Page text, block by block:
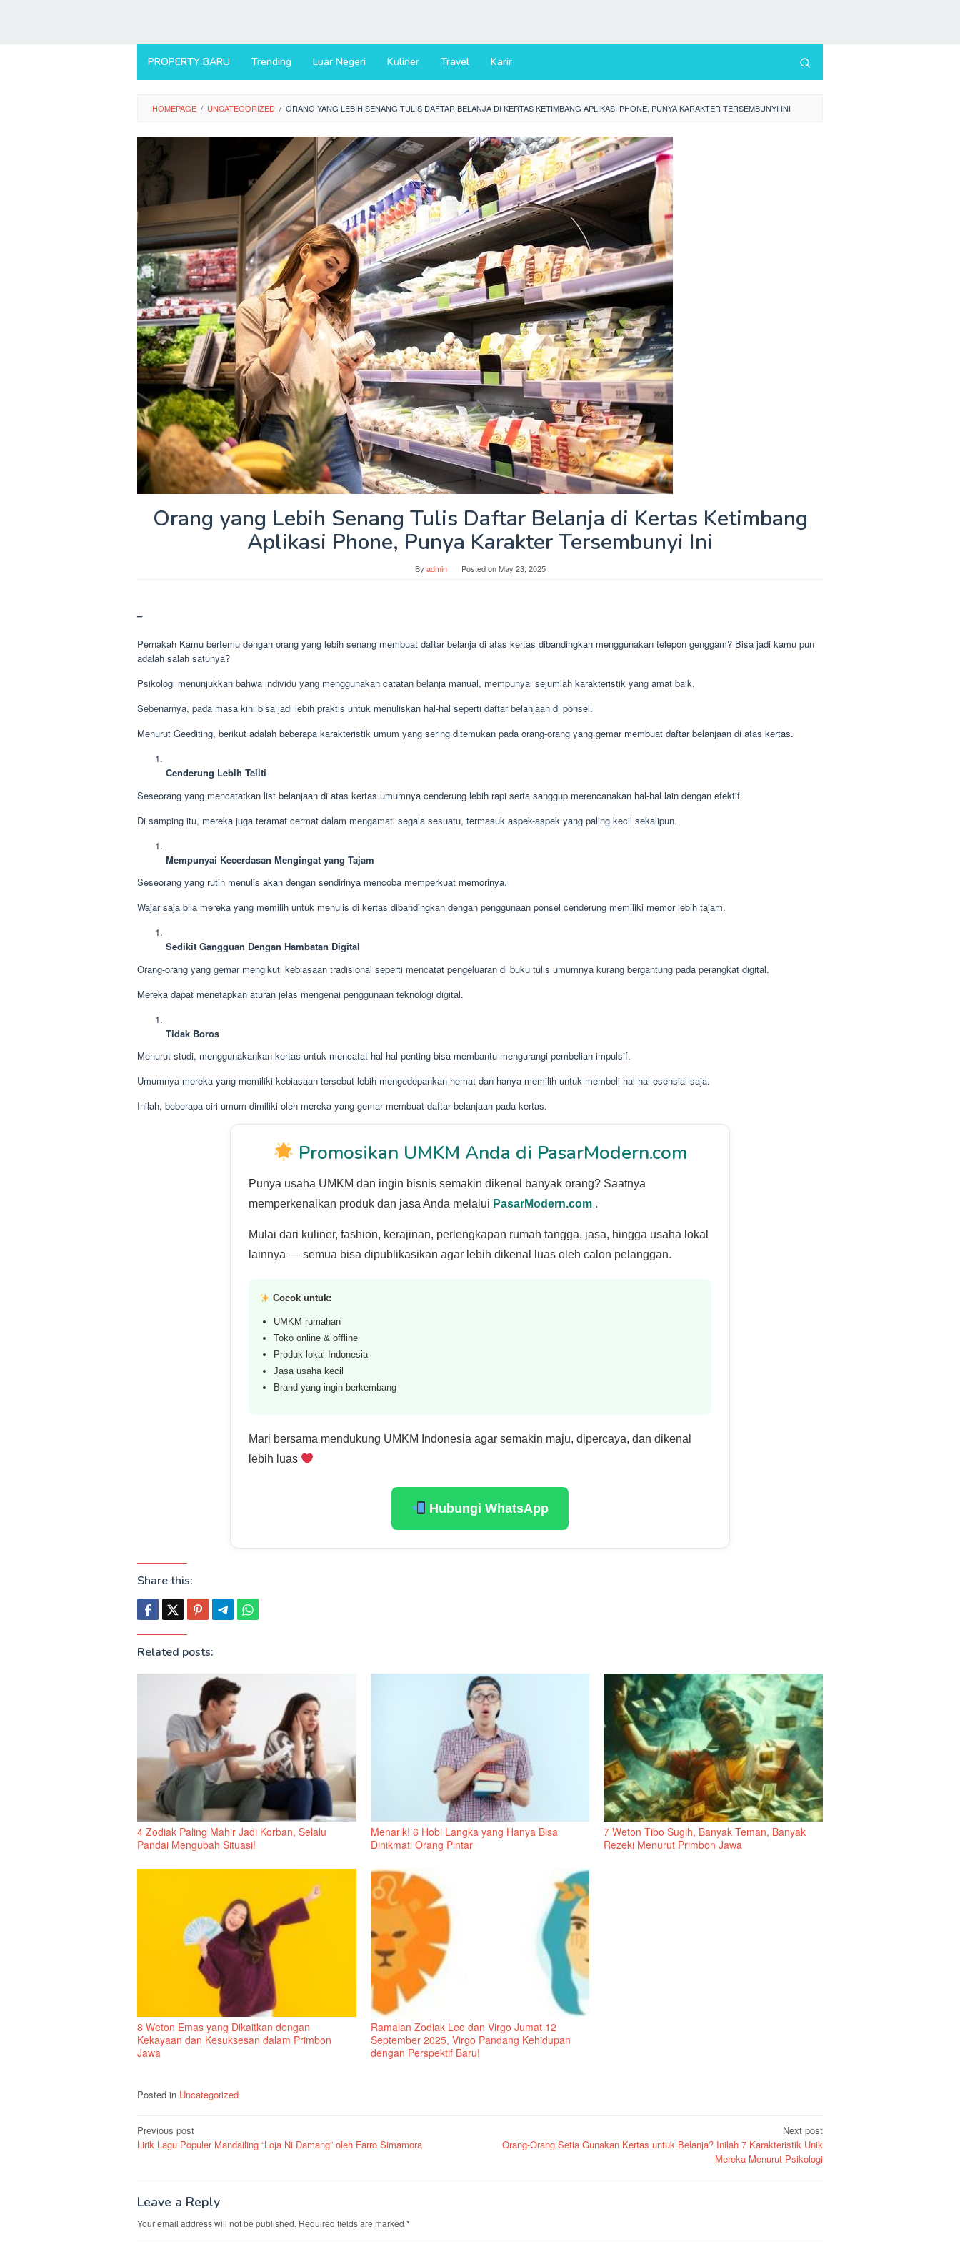
PROPERTY BARU Trending Luar Negeri Kuliner Travel Karir
HOMEPAGE / UNCATEGORIZED / ORANG YANG LEBIH SENANG TULIS DAFTAR BELANJA DI KERTAS KETIMBANG APLIKASI PHONE, PUNYA KARAKTER TERSEMBUNYI INI
Orang yang Lebih Senang Tulis Daftar Belanja di Kertas Ketimbang
Aplikasi Phone, Punya Karakter Tersembunyi Ini
By admin Posted onMay 23, 2025
–
Pernakah Kamu bertemu dengan orang yang lebih senang membuat daftar belanja di atas kertas dibandingkan menggunakan telepon genggam? Bisa jadi kamu pun
adalah salah satunya?
Psikologi menunjukkan bahwa individu yang menggunakan catatan belanja manual, mempunyai sejumlah karakteristik yang amat baik.
Sebenarnya, pada masa kini bisa jadi lebih praktis untuk menuliskan hal-hal seperti daftar belanjaan di ponsel.
Menurut Geediting, berikut adalah beberapa karakteristik umum yang sering ditemukan pada orang-orang yang gemar membuat daftar belanjaan di atas kertas.
Cenderung Lebih Teliti
Seseorang yang mencatatkan list belanjaan di atas kertas umumnya cenderung lebih rapi serta sanggup merencanakan hal-hal lain dengan efektif.
Di samping itu, mereka juga teramat cermat dalam mengamati segala sesuatu, termasuk aspek-aspek yang paling kecil sekalipun.
Mempunyai Kecerdasan Mengingat yang Tajam
Seseorang yang rutin menulis akan dengan sendirinya mencoba memperkuat memorinya.
Wajar saja bila mereka yang memilih untuk menulis di kertas dibandingkan dengan penggunaan ponsel cenderung memiliki memor lebih tajam.
Sedikit Gangguan Dengan Hambatan Digital
Orang-orang yang gemar mengikuti kebiasaan tradisional seperti mencatat pengeluaran di buku tulis umumnya kurang bergantung pada perangkat digital.
Mereka dapat menetapkan aturan jelas mengenai penggunaan teknologi digital.
Tidak Boros
Menurut studi, menggunakankan kertas untuk mencatat hal-hal penting bisa membantu mengurangi pembelian impulsif.
Umumnya mereka yang memiliki kebiasaan tersebut lebih mengedepankan hemat dan hanya memilih untuk membeli hal-hal esensial saja.
Inilah, beberapa ciri umum dimiliki oleh mereka yang gemar membuat daftar belanjaan pada kertas.
Promosikan UMKM Anda di PasarModern.com
Punya usaha UMKM dan ingin bisnis semakin dikenal banyak orang? Saatnya
memperkenalkan produk dan jasa Anda melalui PasarModern.com .
Mulai dari kuliner, fashion, kerajinan, perlengkapan rumah tangga, jasa, hingga usaha lokal
lainnya — semua bisa dipublikasikan agar lebih dikenal luas oleh calon pelanggan.
Cocok untuk:
UMKM rumahan
Toko online & offline
Produk lokal Indonesia
Jasa usaha kecil
Brand yang ingin berkembang
Mari bersama mendukung UMKM Indonesia agar semakin maju, dipercaya, dan dikenal
lebih luas
Hubungi WhatsApp
Share this:
Related posts:
4 Zodiak Paling Mahir Jadi Korban, Selalu
Pandai Mengubah Situasi!
Menarik! 6 Hobi Langka yang Hanya Bisa
Dinikmati Orang Pintar
7 Weton Tibo Sugih, Banyak Teman, Banyak
Rezeki Menurut Primbon Jawa
8 Weton Emas yang Dikaitkan dengan
Kekayaan dan Kesuksesan dalam Primbon
Jawa
Ramalan Zodiak Leo dan Virgo Jumat 12
September 2025, Virgo Pandang Kehidupan
dengan Perspektif Baru!
Posted in Uncategorized
Post
navigation
Previous post
Lirik Lagu Populer Mandailing “Loja Ni Damang” oleh Farro Simamora
Next post
Orang-Orang Setia Gunakan Kertas untuk Belanja? Inilah 7 Karakteristik Unik
Mereka Menurut Psikologi
Leave a Reply
Your email address will not be published. Required fields are marked *